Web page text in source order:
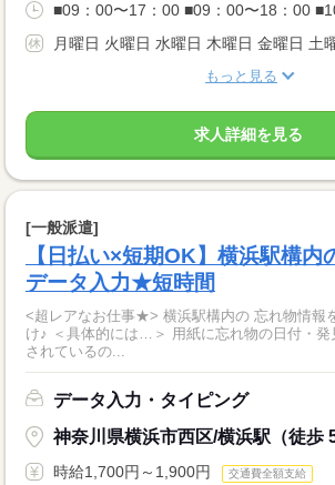
■09：00〜17：00 ■09：00〜18：00
月曜日 火曜日 水曜日 木曜日 金曜日 土
もっと見る
求人詳細を見る
[一般派遣]
【日払い×短期OK】横浜駅構内
データ入力★短時間
<超レアなお仕事★> 横浜駅構内の 忘れ物情報をポチポチ入力するだ
け♪ ＜具体的には…＞ 用紙に忘れ物の日付・発見場所、特徴が 記載
されているの...
データ入力・タイピング
神奈川県横浜市西区/横浜駅（徒歩 5
時給1,700円～1,900円 交通費全額支給